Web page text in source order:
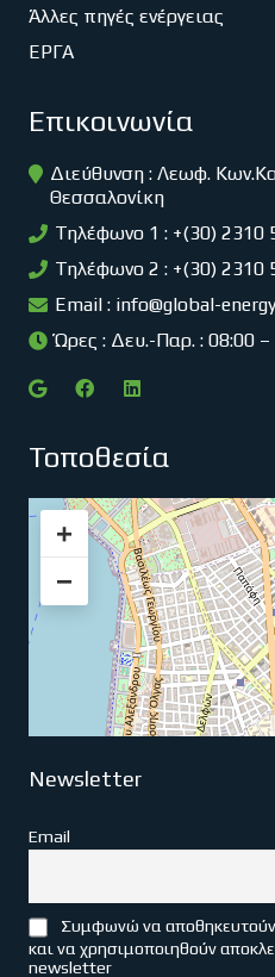
Άλλες πηγές ενέργειας
ΕΡΓΑ
Επικοινωνία
Διεύθυνση : Λεωφ.
Θεσσαλονίκη
Τηλέφωνο 1 : +(30) 2310
Τηλέφωνο 2 : +(30) 2310
Email : info@global-
Ώρες : Δευ.-Παρ. : 08:00 –
Τοποθεσία
+
−
Newsletter
Email
Συμφωνώ να
και να χρησιμοποιηθούν
newsletter